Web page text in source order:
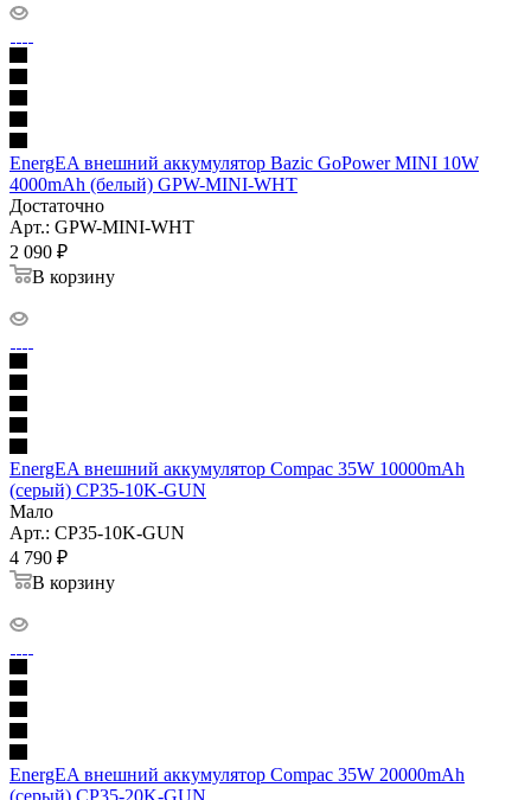
EnergEA внешний аккумулятор Bаzic GоPоwer МINI 10W
4000mAh (белый) GPW-MINI-WHT
Достаточно
Арт.: GPW-MINI-WHT
2 090 ₽
В корзину
EnergEA внешний аккумулятор Compac 35W 10000mAh
(серый) CP35-10K-GUN
Мало
Арт.: CP35-10K-GUN
4 790 ₽
В корзину
EnergEA внешний аккумулятор Compac 35W 20000mAh
(серый) CP35-20K-GUN